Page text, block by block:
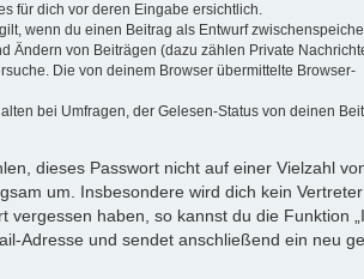
für dich vor deren Eingabe ersichtlich.
wenn du einen Beitrag als Entwurf
Ändern von Beiträgen (dazu zählen Private
Die von deinem Browser übermittelte Browser-
bei Umfragen, der Gelesen-Status von deinen
dieses Passwort nicht auf einer Vielzahl
um. Insbesondere wird dich kein
haben, so kannst du die Funktion
Adresse und sendet anschließend ein neu